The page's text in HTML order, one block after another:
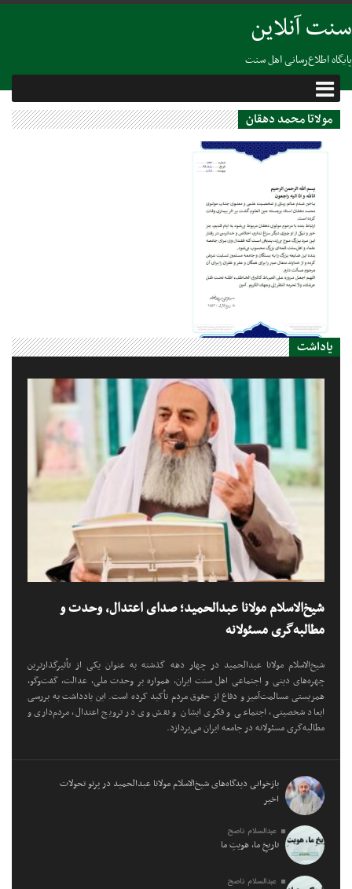
سنت آنلاین
پایگاه اطلاع‌رسانی اهل سنت
مولاتا محمد دهقان
25 اکتبر 2020
شیخ الحدیث مولانا عبدالرحمن
چابهاری حفظه‌الله وفات مولانا
محمد دهقان را تسلیت گفت
یاداشت
شیخ‌الاسلام مولانا عبدالحمید؛ صدای اعتدال، وحدت و
مطالبه‌گری مسئولانه
شیخ‌الاسلام مولانا عبدالحمید در چهار دهه گذشته به عنوان یکی از تأثیرگذارترین
چهره‌های دینی و اجتماعی اهل سنت ایران، همواره بر وحدت ملی، عدالت، گفت‌وگو،
همزیستی مسالمت‌آمیز و دفاع از حقوق مردم تأکید کرده است. این یادداشت به بررسی
ابعاد شخصیتی، اجتماعی و فکری ایشان و نقش وی در ترویج اعتدال، مردم‌داری و
مطالبه‌گری مسئولانه در جامعه ایران می‌پردازد.
بازخوانی دیدگاه‌های شیخ‌الاسلام مولانا عبدالحمید در پرتو تحولات
اخیر
عبدالسلام ناصح
تاریخِ ما، هویتِ ما
عبدالسلام ناصح